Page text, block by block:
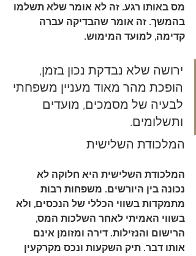
מס באותו רגע. זה לא אומר שלא תשלמו
בהמשך. זה אומר שהבדיקה עברה
קדימה, למועד המימוש.
ירושה שלא נבדקת נכון בזמן,
הופכת מהר מאוד מעניין משפחתי
לבעיה של מסמכים, מועדים
ותשלומים.
המלכודת השלישית
המלכודת השלישית היא חלוקה לא
נכונה בין היורשים. משפחות רבות
מתמקדות בשווי הכללי של הנכסים, ולא
בשווי האמיתי לאחר השלכות המס,
הרישום והנזילות. דירה ומזומן אינם
אותו דבר. תיק השקעות ונכס מקרקעין